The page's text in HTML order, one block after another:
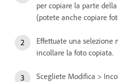
per copiare la parte
(potete anche copiare
Effettuate una
incollare la foto copiata.
Scegliete Modifica >